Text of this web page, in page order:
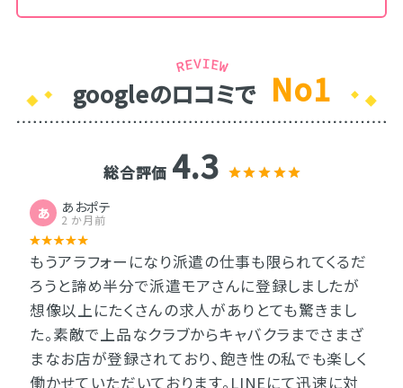
googleのロコミで No1
総合評価 4.3
あ あおポテ
2 か月前
もうアラフォーになり派遣の仕事も限られてくるだ
ろうと諦め半分で派遣モアさんに登録しましたが
想像以上にたくさんの求人がありとても驚きまし
た。素敵で上品なクラブからキャバクラまでさまざ
まなお店が登録されており、飽き性の私でも楽しく
働かせていただいております。LINEにて迅速に対